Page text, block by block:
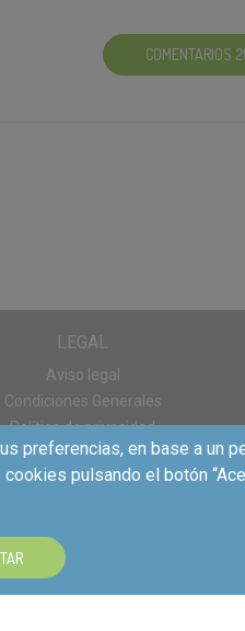
la
COMENTARIOS
LEGAL
Aviso legal
Condiciones Generales
Política de privacidad
Política de cookiesen base a un
pulsando el botón